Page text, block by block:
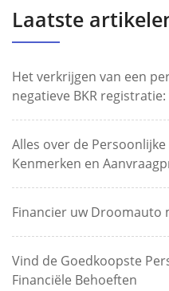
Laatste
Het verkrijgen van een
negatieve BKR
Alles over de
Kenmerken en
Financier uw Droomauto
Vind de Goedkoopste
Financiële Behoeften